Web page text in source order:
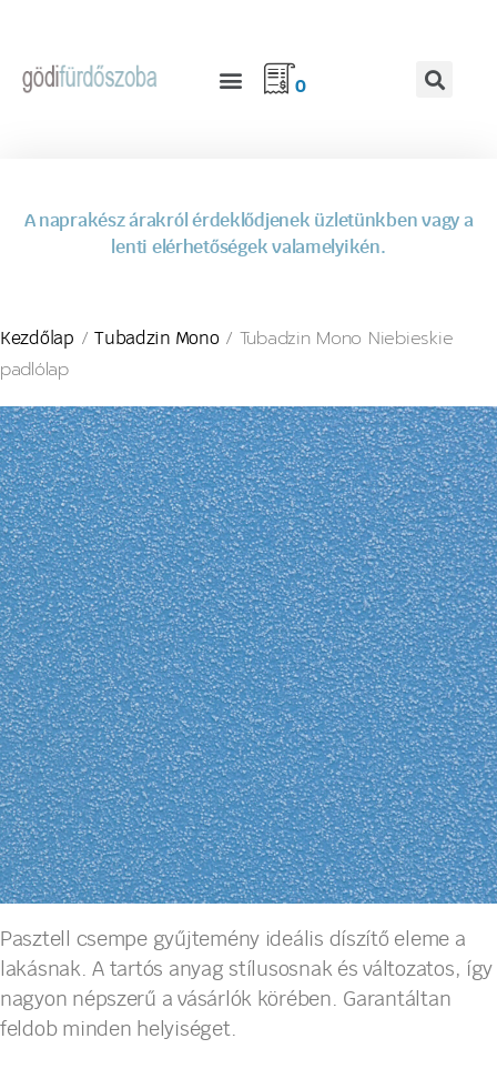
0
A naprakész árakról érdeklődjenek üzletünkben vagy a
lenti elérhetőségek valamelyikén.
Kezdőlap /Tubadzin Mono/ Tubadzin Mono Niebieskie
padlólap
Pasztell csempe gyűjtemény ideális díszítő eleme a
lakásnak. A tartós anyag stílusosnak és változatos, így
nagyon népszerű a vásárlók körében. Garantáltan
feldob minden helyiséget.